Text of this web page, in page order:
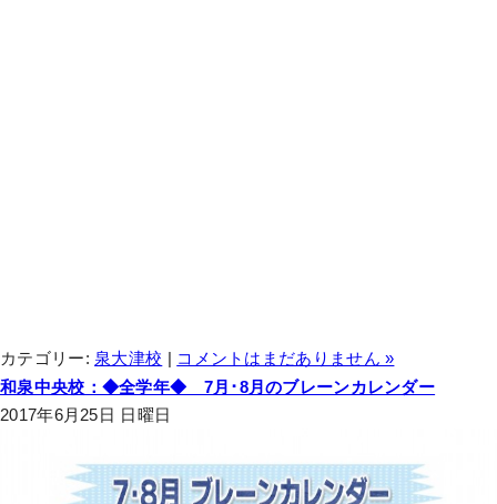
カテゴリー: 泉大津校 | コメントはまだありません »
和泉中央校：◆全学年◆ 7月･8月のブレーンカレンダー
2017年6月25日 日曜日